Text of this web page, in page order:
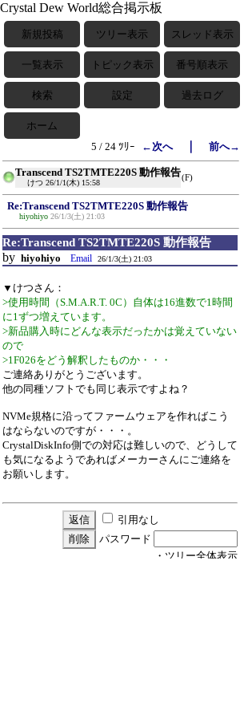
Crystal Dew World総合掲示板
新規投稿 ツリー表示 スレッド表示
一覧表示 トピック表示 番号順表示
検索 設定 過去ログ
ホーム
5 / 24 ﾂﾘｰ
←次へ｜ 前へ→
Transcend TS2TMTE220S 動作報告
けつ 26/1/1(木) 15:58
(F)
Re:Transcend TS2TMTE220S 動作報告
hiyohiyo 26/1/3(土) 21:03
Re:Transcend TS2TMTE220S 動作報告
by hiyohiyo Email 26/1/3(土) 21:03
▼けつさん：
>使用時間（S.M.A.R.T. 0C）自体は16進数で1時間
に1ずつ増えています。
>新品購入時にどんな表示だったかは覚えていない
ので
>1F026をどう解釈したものか・・・
ご連絡ありがとうございます。
他の同種ソフトでも同じ表示ですよね？
NVMe規格に沿ってファームウェアを作ればこう
はならないのですが・・・。
CrystalDiskInfo側での対応は難しいので、どうして
も気になるようであればメーカーさんにご連絡を
お願いします。
引用なし
パスワード
・ツリー全体表示